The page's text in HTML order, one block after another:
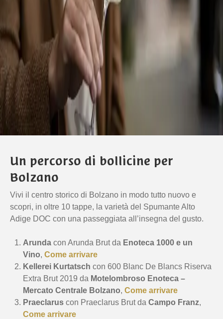
Un percorso di bollicine per
Bolzano
Vivi il centro storico di Bolzano in modo tutto nuovo e
scopri, in oltre 10 tappe, la varietà del Spumante Alto
Adige DOC con una passeggiata all’insegna del gusto.
Arunda con Arunda Brut da Enoteca 1000 e un
Vino, Come arrivare
Kellerei Kurtatsch con 600 Blanc De Blancs Riserva
Extra Brut 2019 da Motelombroso Enoteca –
Mercato Centrale Bolzano, Come arrivare
Praeclarus con Praeclarus Brut da Campo Franz,
Come arrivare